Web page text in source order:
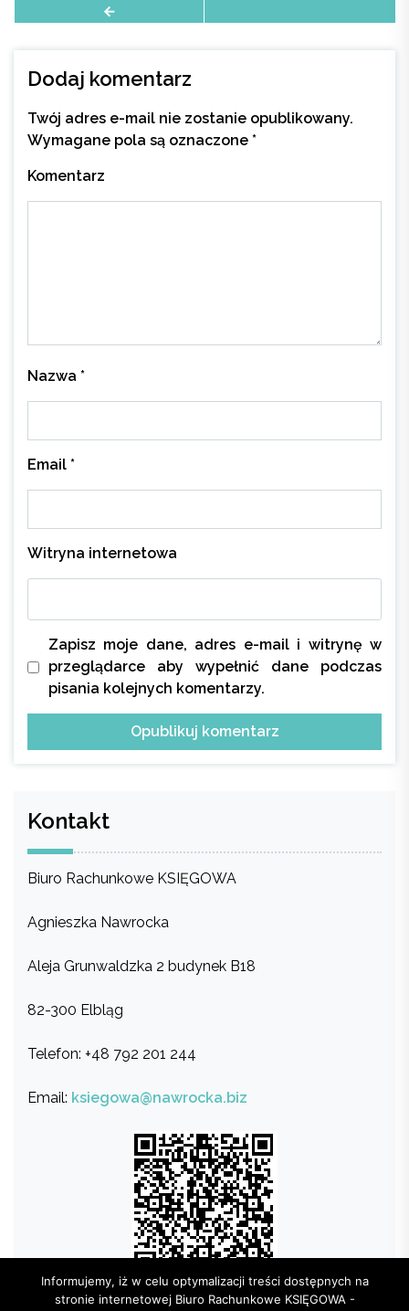
Dodaj komentarz
Twój adres e-mail nie zostanie opublikowany.
Wymagane pola są oznaczone *
Komentarz
Nazwa *
Email *
Witryna internetowa
Zapisz moje dane, adres e-mail i witrynę w
przeglądarce aby wypełnić dane podczas
pisania kolejnych komentarzy.
Kontakt
Biuro Rachunkowe KSIĘGOWA
Agnieszka Nawrocka
Aleja Grunwaldzka 2 budynek B18
82-300 Elbląg
Telefon: +48 792 201 244
Email: ksiegowa@nawrocka.biz
Informujemy, iż w celu optymalizacji treści dostępnych na
stronie internetowej Biuro Rachunkowe KSIĘGOWA -